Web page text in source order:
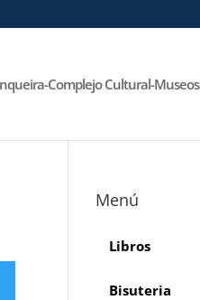
Complejo Cultural-Museos
Menú
Libros
Bisuteria